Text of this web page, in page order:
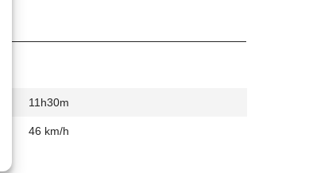
11h30m
46 km/h